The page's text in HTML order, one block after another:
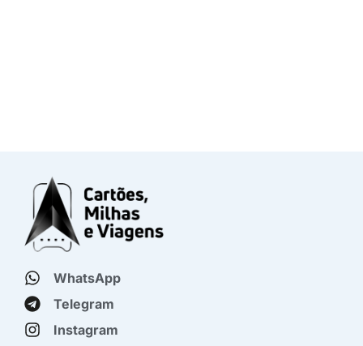
WhatsApp
Telegram
Instagram